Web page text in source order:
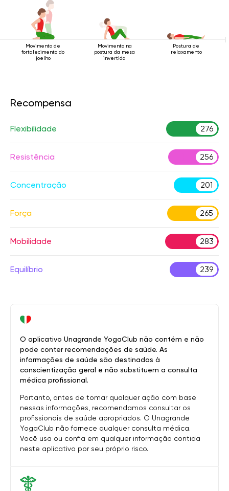
Movimento de
fortalecimento do
joelho
Movimento na
postura da mesa
invertida
Postura de
relaxamento
Recompensa
Flexibilidade 276
Resistência 256
Concentração 201
Força 265
Mobilidade 283
Equilíbrio 239
O aplicativo Unagrande YogaClub não contém e não
pode conter recomendações de saúde. As
informações de saúde são destinadas à
conscientização geral e não substituem a consulta
médica profissional.
Portanto, antes de tomar qualquer ação com base
nessas informações, recomendamos consultar os
profissionais de saúde apropriados. O Unagrande
YogaClub não fornece qualquer consulta médica.
Você usa ou confia em qualquer informação contida
neste aplicativo por seu próprio risco.